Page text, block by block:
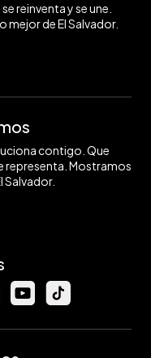
reinventa y se une.
de El Salvador.
contigo. Que
representa. Mostramos
Salvador.